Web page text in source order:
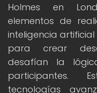
Holmes en
elementos de
inteligencia
para crear
desafían la
participantes.
tecnologías